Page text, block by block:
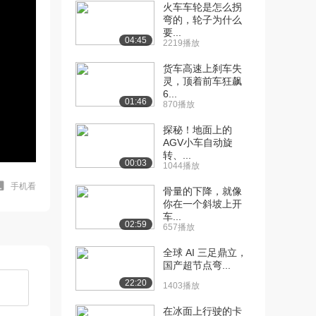
手机看
04:45
火车车轮是怎么拐
弯的，轮子为什么
要...
2219播放
01:46
货车高速上刹车失
灵，顶着前车狂飙
6...
870播放
00:03
探秘！地面上的
AGV小车自动旋
转、...
1044播放
02:59
骨量的下降，就像
你在一个斜坡上开
车...
657播放
22:20
全球 AI 三足鼎立，
国产超节点弯...
1403播放
在冰面上行驶的卡